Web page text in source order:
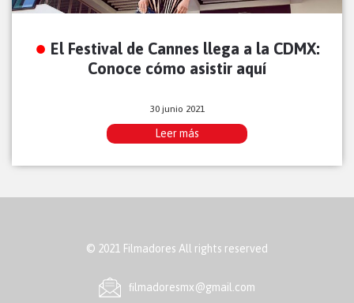
El Festival de Cannes llega a la CDMX:
Conoce cómo asistir aquí
30 junio 2021
Leer más
© 2021 Filmadores All rights reserved
ﬁlmadoresmx@gmail.com